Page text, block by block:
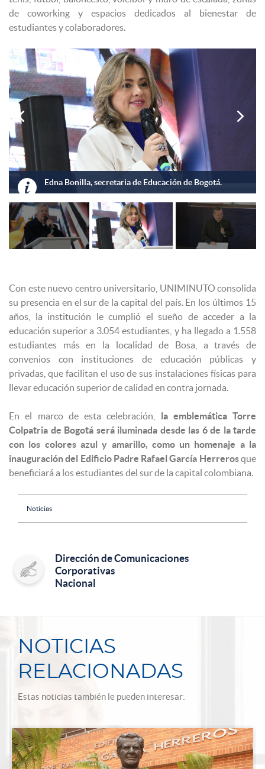
de coworking y espacios dedicados al bienestar de
estudiantes y colaboradores.
Padre Harold Castilla Devoz, rector general de UNIMINUTO.
 
Con este nuevo centro universitario, UNIMINUTO consolida
su presencia en el sur de la capital del país. En los últimos 15
años, la institución le cumplió el sueño de acceder a la
educación superior a 3.054 estudiantes, y ha llegado a 1.558
estudiantes más en la localidad de Bosa, a través de
convenios con instituciones de educación públicas y
privadas, que facilitan el uso de sus instalaciones físicas para
llevar educación superior de calidad en contra jornada.
En el marco de esta celebración, la emblemática Torre
Colpatria de Bogotá será iluminada desde las 6 de la tarde
con los colores azul y amarillo, como un homenaje a la
inauguración del Edificio Padre Rafael García Herrerosque
beneficiará a los estudiantes del sur de la capital colombiana.
Noticias
Dirección de Comunicaciones
Corporativas
Nacional
NOTICIAS
RELACIONADAS
Estas noticias también le pueden interesar: